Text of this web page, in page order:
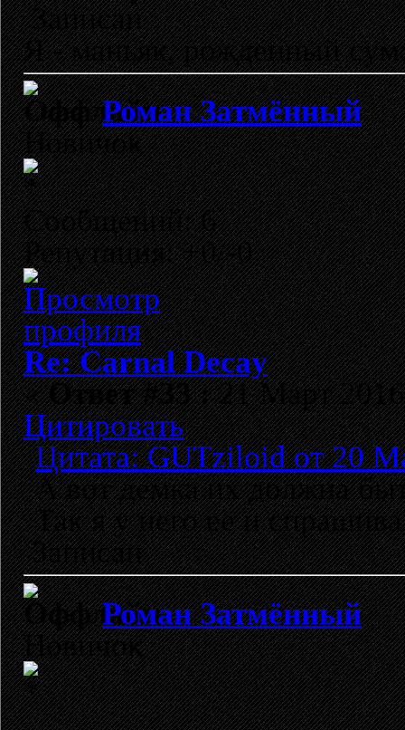
Записан
Я - маньяк, рожденный
Роман Затмённый
Новичок
Сообщений: 6
Репутация: +0/-0
Re: Carnal Decay
«Ответ #33 :21 Март
Цитировать
Цитата: GUTziloid от 20
А вот демка их должна
Так я у него ее и
Записан
Роман Затмённый
Новичок